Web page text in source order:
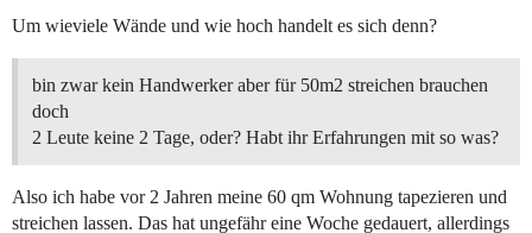
Um wieviele Wände und wie hoch handelt es sich denn?
bin zwar kein Handwerker aber für 50m2 streichen brauchen
doch
2 Leute keine 2 Tage, oder? Habt ihr Erfahrungen mit so was?
Also ich habe vor 2 Jahren meine 60 qm Wohnung tapezieren und
streichen lassen. Das hat ungefähr eine Woche gedauert, allerdings